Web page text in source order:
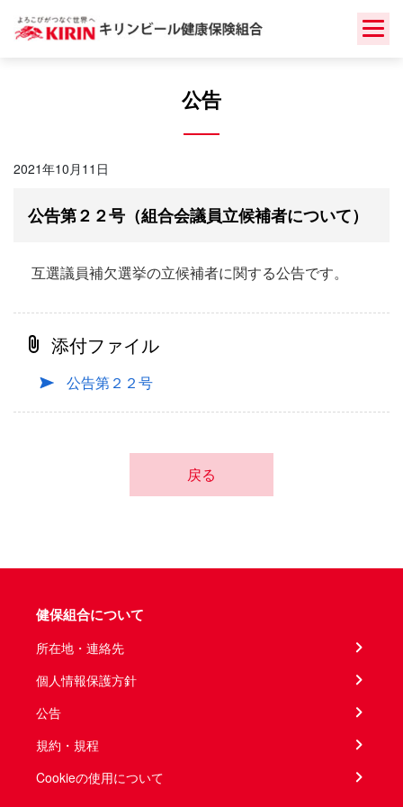
公告
2021年10月11日
公告第２２号（組合会議員立候補者について）
互選議員補欠選挙の立候補者に関する公告です。
添付ファイル
公告第２２号
戻る
健保組合について
所在地・連絡先
個人情報保護方針
公告
規約・規程
Cookieの使用について